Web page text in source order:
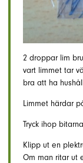
2 droppar lim
vart limmet tar
bra att ha
Limmet härdar
Tryck ihop
Klipp ut en
Om man ritar ut